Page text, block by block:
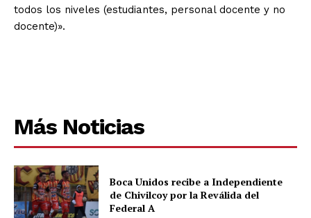
todos los niveles (estudiantes, personal docente y no
docente)».
Más Noticias
Boca Unidos recibe a Independiente
de Chivilcoy por la Reválida del
Federal A